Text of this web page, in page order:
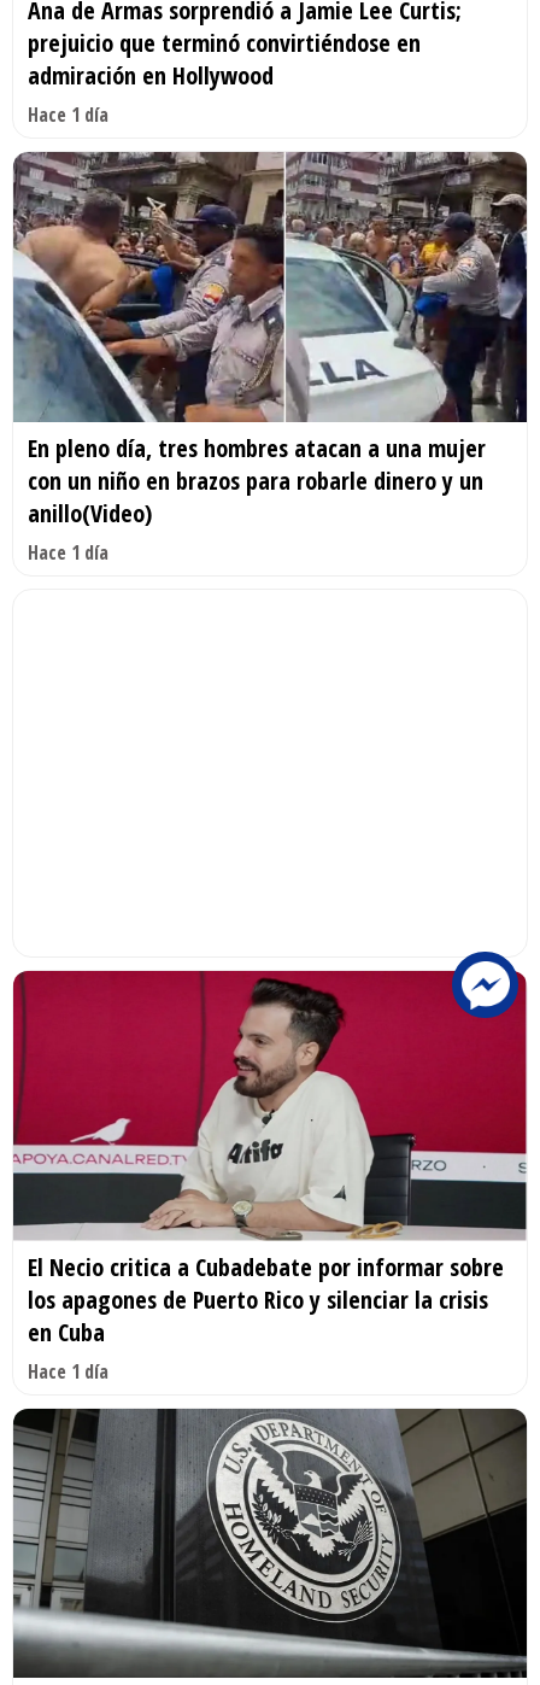
Ana de Armas sorprendió a Jamie Lee Curtis;
prejuicio que terminó convirtiéndose en
admiración en Hollywood
Hace 1 día
En pleno día, tres hombres atacan a una mujer
con un niño en brazos para robarle dinero y un
anillo(Video)
Hace 1 día
El Necio critica a Cubadebate por informar sobre
los apagones de Puerto Rico y silenciar la crisis
en Cuba
Hace 1 día